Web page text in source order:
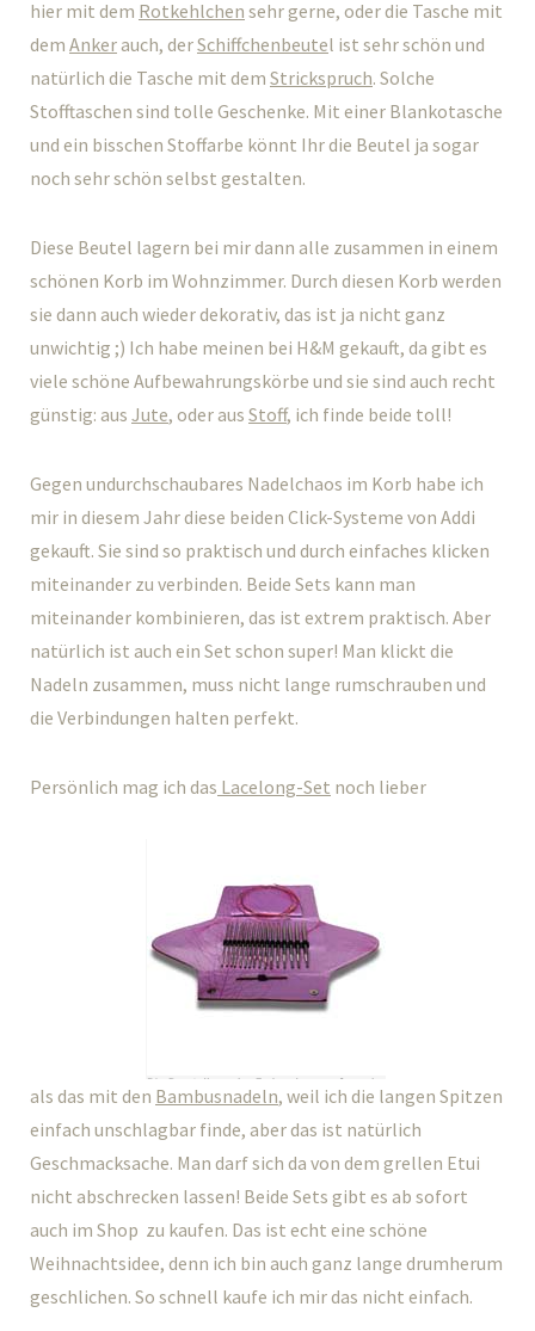
hier mit dem Rotkehlchen sehr gerne, oder die Tasche mit
dem Ankerauch, derSchiffchenbeutel ist sehr schön und
natürlich die Tasche mit dem Strickspruch. Solche
Stofftaschen sind tolle Geschenke. Mit einer Blankotasche
und ein bisschen Stoffarbe könnt Ihr die Beutel ja sogar
noch sehr schön selbst gestalten.
Diese Beutel lagern bei mir dann alle zusammen in einem
schönen Korb im Wohnzimmer. Durch diesen Korb werden
sie dann auch wieder dekorativ, das ist ja nicht ganz
unwichtig ;) Ich habe meinen bei H&M gekauft, da gibt es
viele schöne Aufbewahrungskörbe und sie sind auch recht
günstig: aus Jute, oder aus Stoff, ich finde beide toll!
Gegen undurchschaubares Nadelchaos im Korb habe ich
mir in diesem Jahr diese beiden Click-Systeme von Addi
gekauft. Sie sind so praktisch und durch einfaches klicken
miteinander zu verbinden. Beide Sets kann man
miteinander kombinieren, das ist extrem praktisch. Aber
natürlich ist auch ein Set schon super! Man klickt die
Nadeln zusammen, muss nicht lange rumschrauben und
die Verbindungen halten perfekt.
Persönlich mag ich das Lacelong-Set noch lieber
als das mit den Bambusnadeln, weil ich die langen Spitzen
einfach unschlagbar finde, aber das ist natürlich
Geschmacksache. Man darf sich da von dem grellen Etui
nicht abschrecken lassen! Beide Sets gibt es ab sofort
auch im Shop zu kaufen. Das ist echt eine schöne
Weihnachtsidee, denn ich bin auch ganz lange drumherum
geschlichen. So schnell kaufe ich mir das nicht einfach.